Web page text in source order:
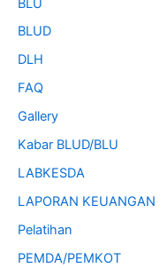
BLUD
DLH
FAQ
Gallery
Kabar BLUD/BLU
LABKESDA
LAPORAN KEUANGAN
Pelatihan
PEMDA/PEMKOT